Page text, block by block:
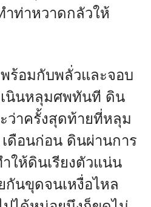
ำท่าหวาดกลัวให้
ร้อมกับพลั่วและจอบ
นินหลุมศพทันที ดิน
ว่าครั้งสุดท้ายที่หลุม
ดือนก่อน ดินผ่านการ
ให้ดินเรียงตัวแน่น
นขุดจนเหงื่อไหล